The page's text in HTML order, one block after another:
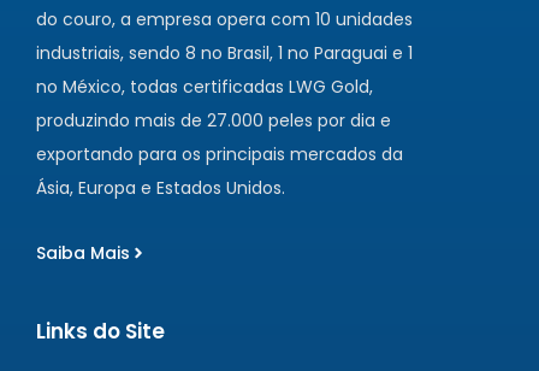
do couro, a empresa opera com 10 unidades
industriais, sendo 8 no Brasil, 1 no Paraguai e 1
no México, todas certificadas LWG Gold,
produzindo mais de 27.000 peles por dia e
exportando para os principais mercados da
Ásia, Europa e Estados Unidos.
Saiba Mais
Links do Site